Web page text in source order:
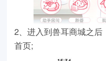
2、进入到兽耳商城之
首页;